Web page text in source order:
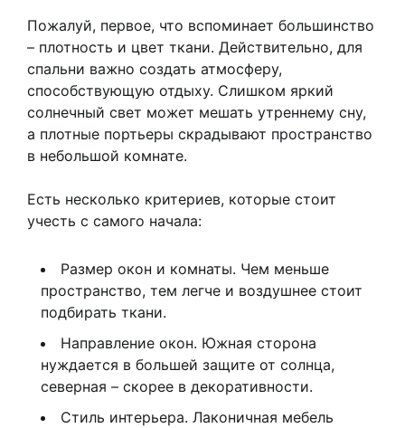
Пожалуй, первое, что вспоминает большинство
– плотность и цвет ткани. Действительно, для
спальни важно создать атмосферу,
способствующую отдыху. Слишком яркий
солнечный свет может мешать утреннему сну,
а плотные портьеры скрадывают пространство
в небольшой комнате.
Есть несколько критериев, которые стоит
учесть с самого начала:
Размер окон и комнаты. Чем меньше
пространство, тем легче и воздушнее стоит
подбирать ткани.
Направление окон. Южная сторона
нуждается в большей защите от солнца,
северная – скорее в декоративности.
Стиль интерьера. Лаконичная мебель